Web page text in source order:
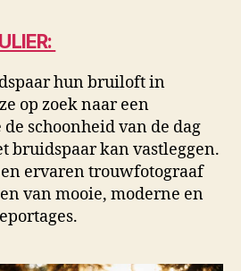
hun bruiloft in
op zoek naar een
schoonheid van de dag
bruidspaar kan vastleggen.
ervaren trouwfotograaf
van mooie, moderne en